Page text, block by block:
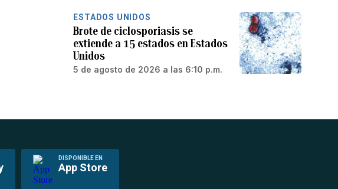
ESTADOS UNIDOS
Brote de ciclosporiasis se
extiende a 15 estados en Estados
Unidos
5 de agosto de 2026 a las 6:10 p.m.
DISPONIBLE EN
App Store